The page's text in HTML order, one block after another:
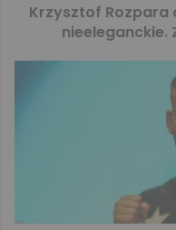
Krzysztof Rozpara
nieeleganckie.